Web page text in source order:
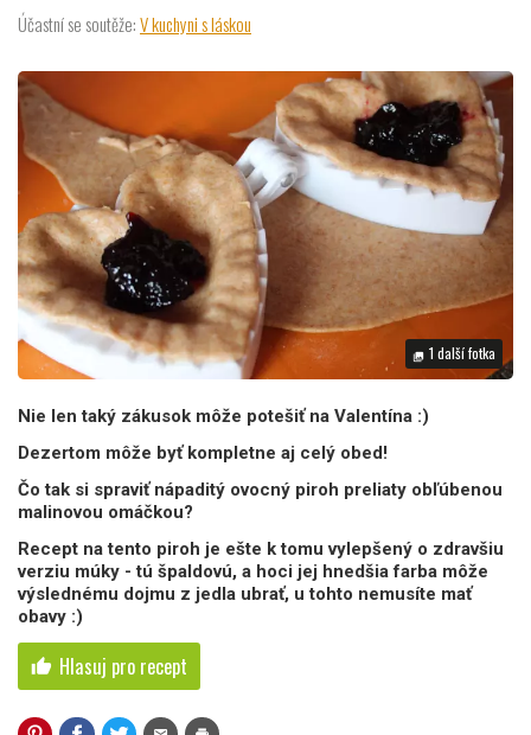
Účastní se soutěže:V kuchyni s láskou
photo_library 1 další fotka
Nie len taký zákusok môže potešiť na Valentína :)
Dezertom môže byť kompletne aj celý obed!
Čo tak si spraviť nápaditý ovocný piroh preliaty obľúbenou
malinovou omáčkou?
Recept na tento piroh je ešte k tomu vylepšený o zdravšiu
verziu múky - tú špaldovú, a hoci jej hnedšia farba môže
výslednému dojmu z jedla ubrať, u tohto nemusíte mať
obavy :)
thumb_up Hlasuj pro recept